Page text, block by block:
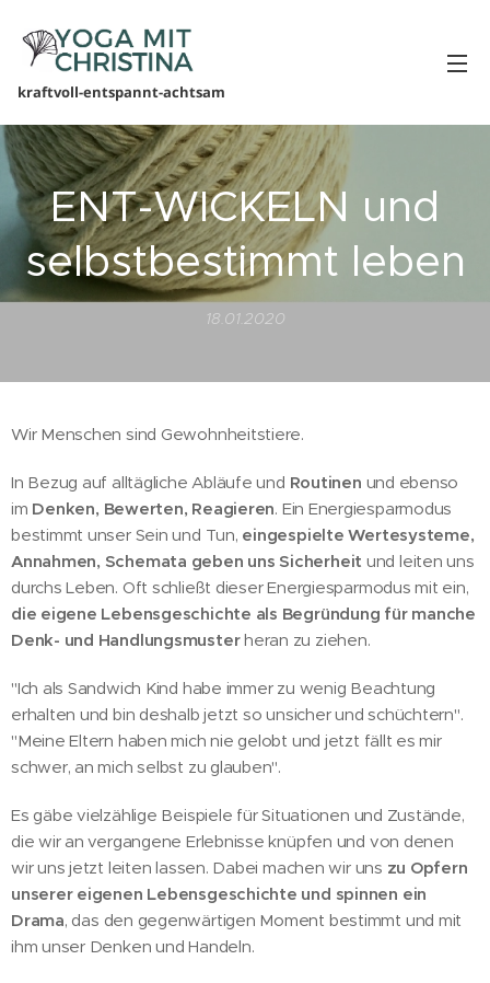
kraftvoll-entspannt-achtsam
ENT-WICKELN und
selbstbestimmt leben
18.01.2020
Wir Menschen sind Gewohnheitstiere.
In Bezug auf alltägliche Abläufe und Routinen und ebenso
im Denken, Bewerten, Reagieren. Ein Energiesparmodus
bestimmt unser Sein und Tun, eingespielte Wertesysteme,
Annahmen, Schemata geben uns Sicherheit und leiten uns
durchs Leben. Oft schließt dieser Energiesparmodus mit ein,
die eigene Lebensgeschichte als Begründung für manche
Denk- und Handlungsmusterheran zu ziehen.
"Ich als Sandwich Kind habe immer zu wenig Beachtung
erhalten und bin deshalb jetzt so unsicher und schüchtern".
"Meine Eltern haben mich nie gelobt und jetzt fällt es mir
schwer, an mich selbst zu glauben".
Es gäbe vielzählige Beispiele für Situationen und Zustände,
die wir an vergangene Erlebnisse knüpfen und von denen
wir uns jetzt leiten lassen. Dabei machen wir uns zu Opfern
unserer eigenen Lebensgeschichte und spinnen ein
Drama, das den gegenwärtigen Moment bestimmt und mit
ihm unser Denken und Handeln.